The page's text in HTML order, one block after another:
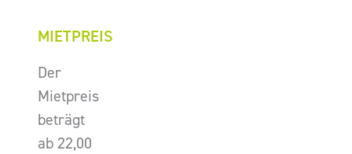
MIETPREIS
Der
Mietpreis
beträgt
ab 22,00